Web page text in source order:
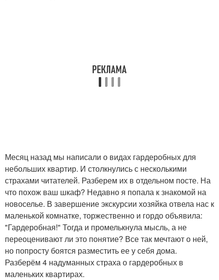
Месяц назад мы написали о видах гардеробных для
небольших квартир. И столкнулись с несколькими
страхами читателей. Разберем их в отдельном посте. На
что похож ваш шкаф? Недавно я попала к знакомой на
новоселье. В завершение экскурсии хозяйка отвела нас к
маленькой комнатке, торжественно и гордо объявила:
"Гардеробная!" Тогда и промелькнула мысль, а не
переоценивают ли это понятие? Все так мечтают о ней,
но попросту боятся разместить ее у себя дома.
Разберём 4 надуманных страха о гардеробных в
маленьких квартирах.